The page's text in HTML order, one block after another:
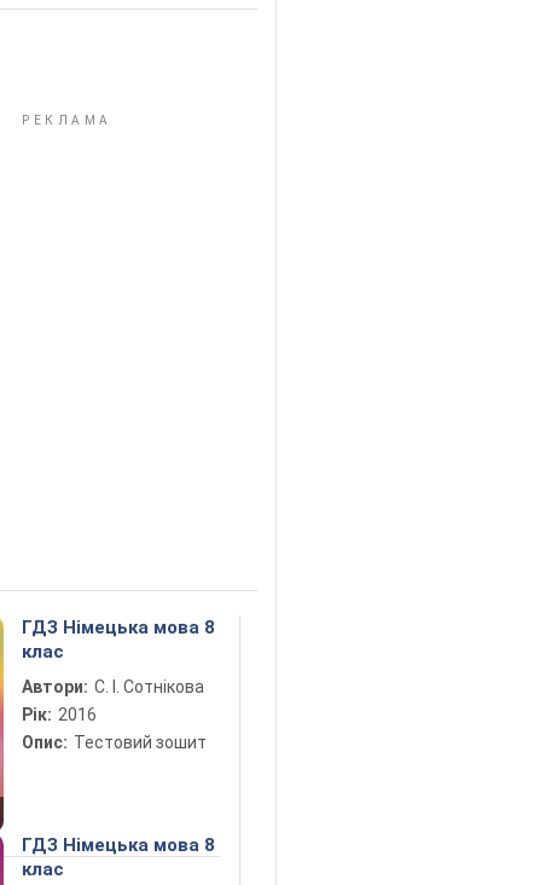
ГДЗ Німецька мова 8
клас
Автори: С. І. Сотнікова
Рік: 2016
Опис: Тестовий зошит
ГДЗ Німецька мова 8
клас